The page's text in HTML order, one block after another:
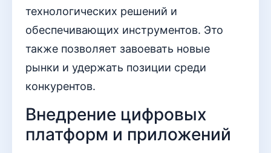
технологических решений и
обеспечивающих инструментов. Это
также позволяет завоевать новые
рынки и удержать позиции среди
конкурентов.
Внедрение цифровых
платформ и приложений